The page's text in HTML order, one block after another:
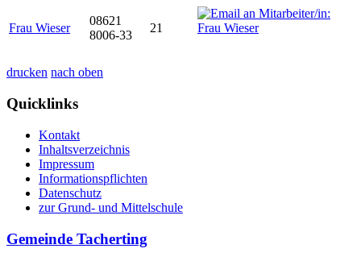
Frau Wieser
08621
8006-33
21
drucken nach oben
Quicklinks
Kontakt
Inhaltsverzeichnis
Impressum
Informationspflichten
Datenschutz
zur Grund- und Mittelschule
Gemeinde Tacherting